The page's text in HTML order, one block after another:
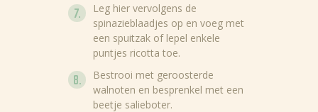
Leg hier vervolgens de
spinazieblaadjes op en voeg met
een spuitzak of lepel enkele
puntjes ricotta toe.
Bestrooi met geroosterde
walnoten en besprenkel met een
beetje salieboter.